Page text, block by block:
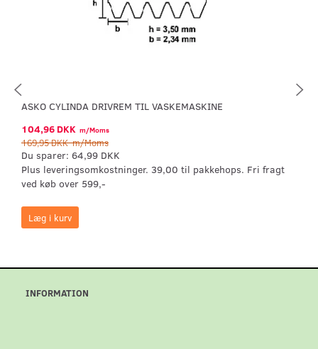
ASKO CYLINDA DRIVREM TIL VASKEMASKINE
104,96 DKK m/Moms
169,95 DKKm/Moms
Du sparer: 64,99 DKK
Plus leveringsomkostninger. 39,00 til pakkehops. Fri fragt
ved køb over 599,-
Læg i kurv
INFORMATION